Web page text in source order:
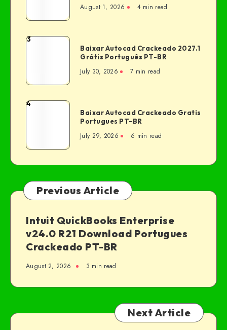
August 1, 2026 4 min read
3
Baixar Autocad Crackeado 2027.1
Grátis Português PT-BR
July 30, 2026 7 min read
4
Baixar Autocad Crackeado Gratis
Portugues PT-BR
July 29, 2026 6 min read
Previous Article
Intuit QuickBooks Enterprise
v24.0 R21 Download Portugues
Crackeado PT-BR
August 2, 2026 3 min read
Next Article